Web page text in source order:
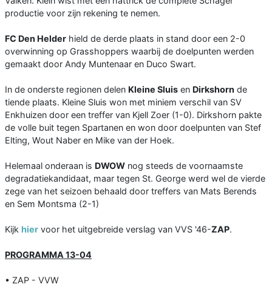
productie voor zijn rekening te nemen.
FC Den Helder hield de derde plaats in stand door een 2-0
overwinning op Grasshoppers waarbij de doelpunten werden
gemaakt door Andy Muntenaar en Duco Swart.
In de onderste regionen delen Kleine Sluis en Dirkshorn de
tiende plaats. Kleine Sluis won met miniem verschil van SV
Enkhuizen door een treffer van Kjell Zoer (1-0). Dirkshorn pakte
de volle buit tegen Spartanen en won door doelpunten van Stef
Elting, Wout Naber en Mike van der Hoek.
Helemaal onderaan is DWOW nog steeds de voornaamste
degradatiekandidaat, maar tegen St. George werd wel de vierde
zege van het seizoen behaald door treffers van Mats Berends
en Sem Montsma (2-1)
Kijk hier voor het uitgebreide verslag van VVS '46-ZAP.
PROGRAMMA 13-04
• ZAP - VVW